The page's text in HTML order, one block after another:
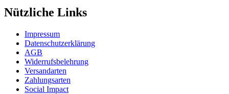
Nützliche Links
Impressum
Datenschutzerklärung
AGB
Widerrufsbelehrung
Versandarten
Zahlungsarten
Social Impact